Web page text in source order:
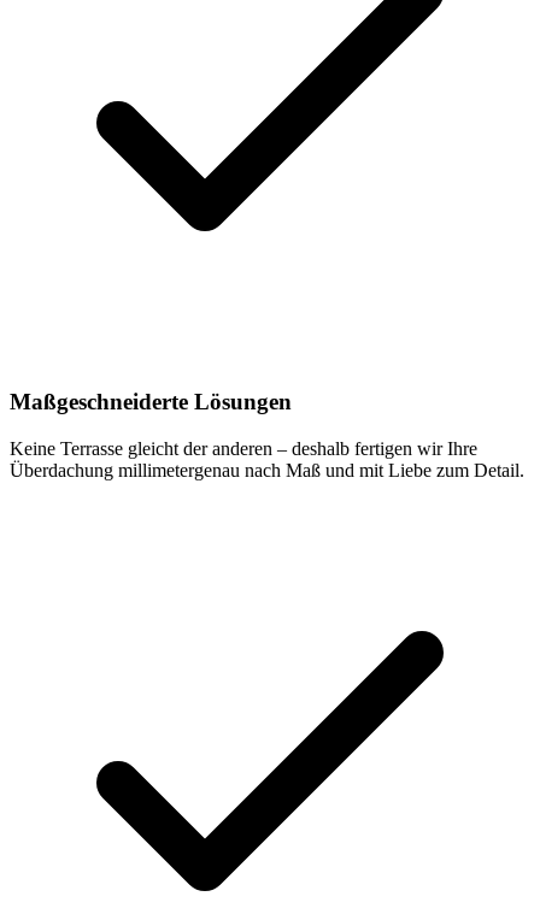
Maßgeschneiderte Lösungen
Keine Terrasse gleicht der anderen – deshalb fertigen wir Ihre
Überdachung millimetergenau nach Maß und mit Liebe zum Detail.